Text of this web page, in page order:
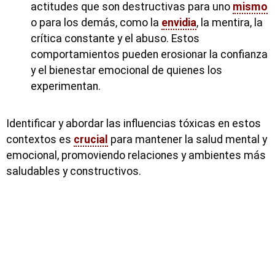
actitudes que son destructivas para uno mismo
o para los demás, como la envidia, la mentira, la
crítica constante y el abuso. Estos
comportamientos pueden erosionar la confianza
y el bienestar emocional de quienes los
experimentan.
Identificar y abordar las influencias tóxicas en estos
contextos es crucial para mantener la salud mental y
emocional, promoviendo relaciones y ambientes más
saludables y constructivos.